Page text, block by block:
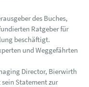
des Buches,
Ratgeber für
beschäftigt.
und Weggefährten
Director, Bierwirth
Statement zur